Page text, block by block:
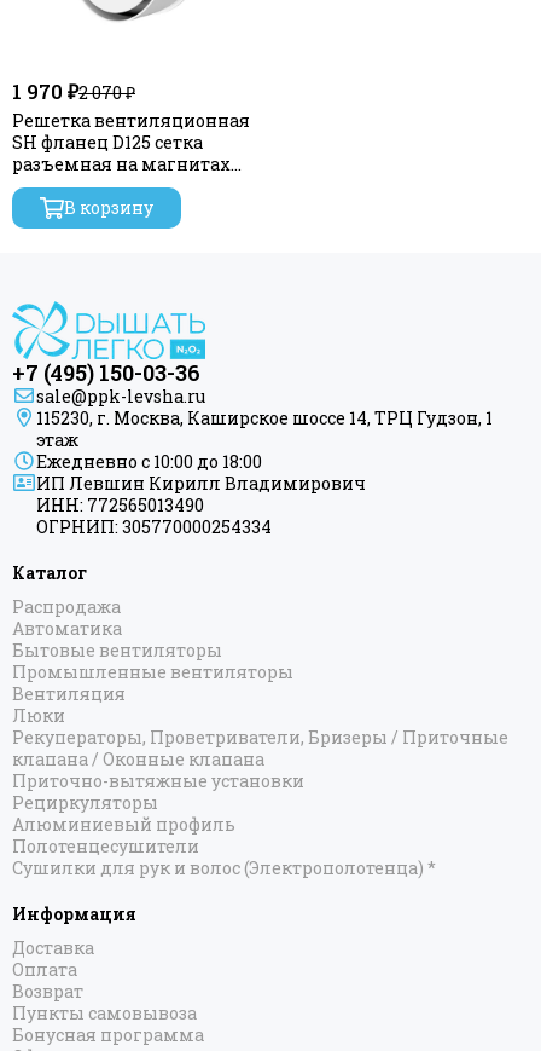
1 970 ₽2 070 ₽
Решетка вентиляционная
SH фланец D125 сетка
разъемная на магнитах
D150 ERA
В корзину
+7 (495) 150-03-36
sale@ppk-levsha.ru
115230, г. Москва, Каширское шоссе 14, ТРЦ Гудзон, 1
этаж
Ежедневно с 10:00 до 18:00
ИП Левшин Кирилл Владимирович
ИНН: 772565013490
ОГРНИП: 305770000254334
Каталог
Распродажа
Автоматика
Бытовые вентиляторы
Промышленные вентиляторы
Вентиляция
Люки
Рекуператоры, Проветриватели, Бризеры / Приточные
клапана / Оконные клапана
Приточно-вытяжные установки
Рециркуляторы
Алюминиевый профиль
Полотенцесушители
Сушилки для рук и волос (Электрополотенца) *
Информация
Доставка
Оплата
Возврат
Пункты самовывоза
Бонусная программа